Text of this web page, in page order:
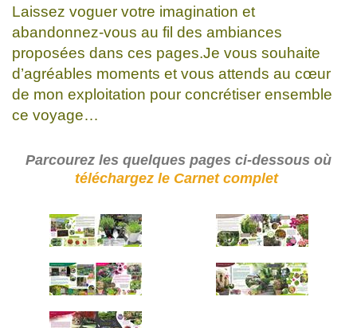
Laissez voguer votre imagination et
abandonnez-vous au fil des ambiances
proposées dans ces pages.Je vous souhaite
d’agréables moments et vous attends au cœur
de mon exploitation pour concrétiser ensemble
ce voyage…
Parcourez les quelques pages ci-dessous où
téléchargez le Carnet complet